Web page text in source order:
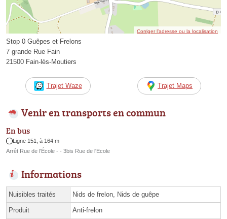
Corriger l’adresse ou la localisation
Stop 0 Guêpes et Frelons
7 grande Rue Fain
21500 Fain-lès-Moutiers
Trajet Waze Trajet Maps
Venir en transports en commun
En bus
Ligne 151, à 164 m
Arrêt Rue de l'École - - 3bis Rue de l'Ecole
Informations
Nuisibles traités Nids de frelon, Nids de guêpe
Produit Anti-frelon